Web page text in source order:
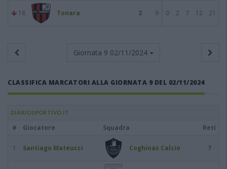
18 Tonara 2 9 0 2 7 12 21
Giornata 9 02/11/2024
CLASSIFICA MARCATORI ALLA GIORNATA 9 DEL 02/11/2024
DIARIOSPORTIVO.IT
# Giocatore Squadra Reti
1 Santiago Mateucci Coghinas Calcio 7